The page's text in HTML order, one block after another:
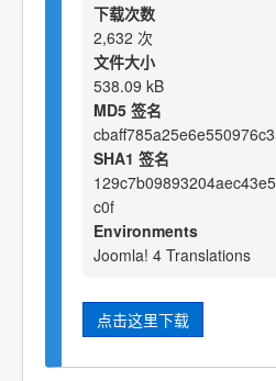
下载次数
2,632 次
文件大小
538.09 kB
MD5 签名
SHA1 签名
c0f
Environments
Joomla! 4 Translations
点击这里下载